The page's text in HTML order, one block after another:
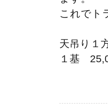
これでト
天吊り１
１基